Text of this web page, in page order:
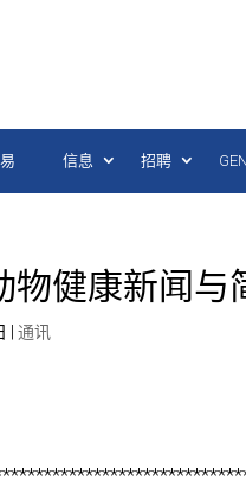
信息 招聘
物健康新闻与
|通讯